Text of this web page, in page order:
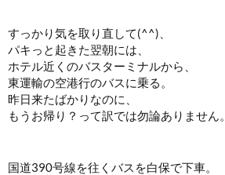
すっかり気を取り直して(^^)、
パキっと起きた翌朝には、
ホテル近くのバスターミナルから、
東運輸の空港行のバスに乗る。
昨日来たばかりなのに、
もうお帰り？って訳では勿論ありません。
国道390号線を往くバスを白保で下車。